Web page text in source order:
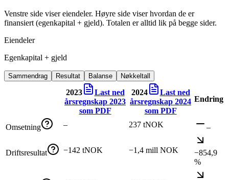
Venstre side viser eiendeler. Høyre side viser hvordan de er
finansiert (egenkapital + gjeld). Totalen er alltid lik på begge sider.
Eiendeler
Egenkapital + gjeld
Sammendrag Resultat Balanse Nøkkeltall
2023
Last ned
årsregnskap 2023
som PDF
2024
Last ned
årsregnskap 2024
som PDF
Endring
Omsetning – 237 tNOK –
Driftsresultat −142 tNOK −1,4 mill NOK
−854,9
%